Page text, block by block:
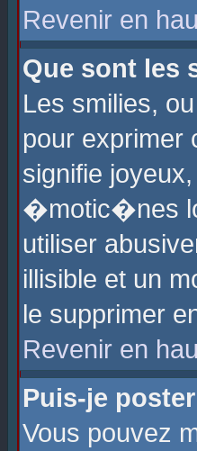
Revenir en
Que sont les
Les smilies,
pour exprimer
signifie
�motic�nes
utiliser
illisible et un
le supprimer
Revenir en
Puis-je
Vous pouvez